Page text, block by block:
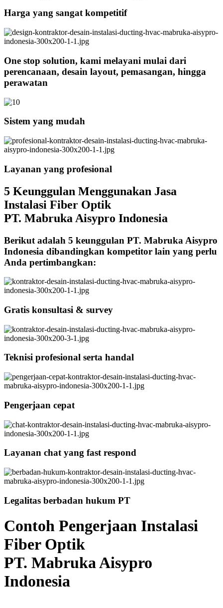
Harga yang sangat kompetitif
One stop solution, kami melayani mulai dari
perencanaan, desain layout, pemasangan, hingga
perawatan
Sistem yang mudah
Layanan yang profesional
5 Keunggulan Menggunakan Jasa
Instalasi Fiber Optik
PT. Mabruka Aisypro Indonesia
Berikut adalah 5 keunggulan PT. Mabruka Aisypro
Indonesia dibandingkan kompetitor lain yang perlu
Anda pertimbangkan:
Gratis konsultasi & survey
Teknisi profesional serta handal
Pengerjaan cepat
Layanan chat yang fast respond
Legalitas berbadan hukum PT
Contoh Pengerjaan Instalasi
Fiber Optik
PT. Mabruka Aisypro
Indonesia